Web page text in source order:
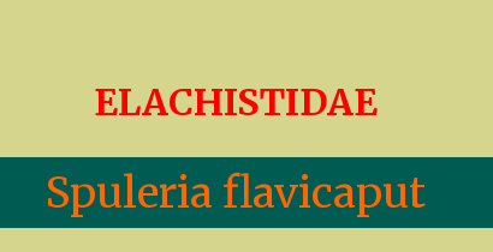
ELACHISTIDAE
Spuleria flavicaput